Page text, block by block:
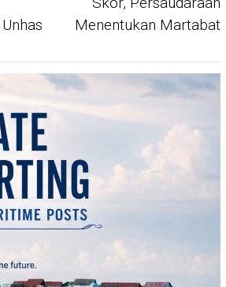
Menentukan Martabat